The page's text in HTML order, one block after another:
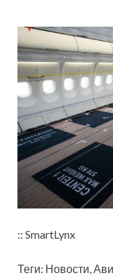
:: SmartLynx
Теги: Новости,